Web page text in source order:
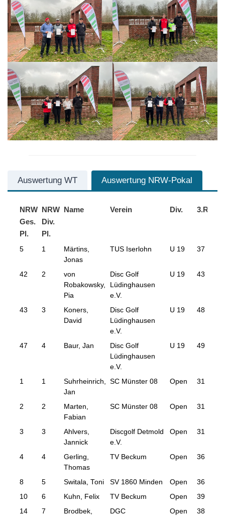
Auswertung WT Auswertung NRW-Pokal
NRW
Ges.
Pl.
NRW
Div.
Pl.
Name Verein Div. 3.R
5 1
Märtins,
Jonas
TUS Iserlohn U 19 37
42 2
von
Robakowsky,
Pia
Disc Golf
Lüdinghausen
e.V.
U 19 43
43 3
Koners,
David
Disc Golf
Lüdinghausen
e.V.
U 19 48
47 4 Baur, Jan
Disc Golf
Lüdinghausen
e.V.
U 19 49
1 1
Suhrheinrich,
Jan
SC Münster 08 Open 31
2 2
Marten,
Fabian
SC Münster 08 Open 31
3 3
Ahlvers,
Jannick
Discgolf Detmold
e.V.
Open 31
4 4
Gerling,
Thomas
TV Beckum Open 36
8 5 Switala, Toni SV 1860 Minden Open 36
10
6 Kuhn, Felix TV Beckum Open 39
14
7 Brodbek, DGC Open 38